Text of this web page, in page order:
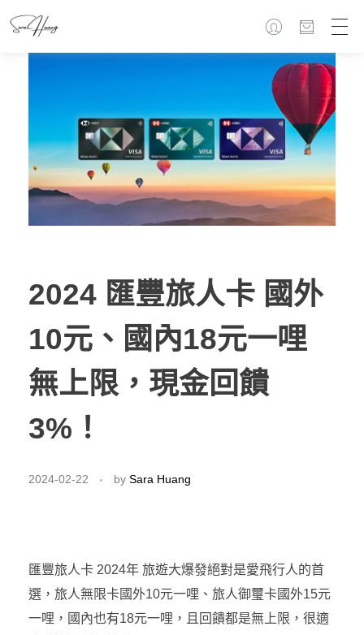
2024 匯豐旅人卡 國外
10元、國內18元一哩
無上限，現金回饋
3%！
2024-02-22 by Sara Huang
匯豐旅人卡 2024年 旅遊大爆發絕對是愛飛行人的首
選，旅人無限卡國外10元一哩、旅人御璽卡國外15元
一哩，國內也有18元一哩，且回饋都是無上限，很適